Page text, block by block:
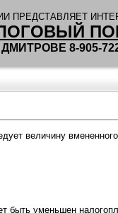
ПРЕДСТАВЛЯЕТ
8-905-
величину
быть уменьшен